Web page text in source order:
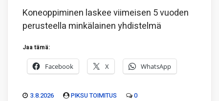
Koneoppiminen laskee viimeisen 5 vuoden
perusteella minkälainen yhdistelmä
Jaa tämä:
Facebook X WhatsApp
3.8.2026 PIKSU TOIMITUS 0